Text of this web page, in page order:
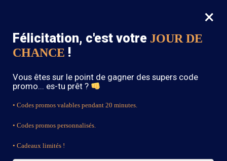
0
SOLDES : -15% sur toute la boutique avec le code « BOHEME15 »
×
Félicitation, c'est votre JOUR DE
CHANCE !
Vous êtes sur le point de gagner des supers code
promo... es-tu prêt ?
• Codes promos valables pendant 20 minutes.
• Codes promos personnalisés.
• Cadeaux limités !